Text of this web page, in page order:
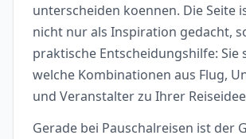
unterscheiden koennen. Die Seite
nicht nur als Inspiration gedacht,
praktische Entscheidungshilfe: Sie
welche Kombinationen aus Flug,
und Veranstalter zu Ihrer
Gerade bei Pauschalreisen ist der